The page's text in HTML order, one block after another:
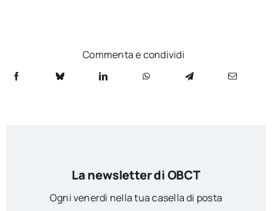
Commenta e condividi
La newsletter di OBCT
Ogni venerdì nella tua casella di posta